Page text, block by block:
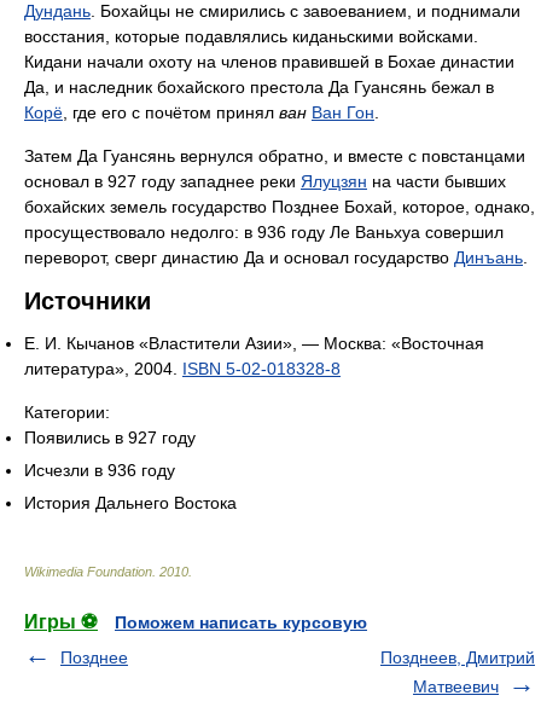
Дундань . Бохайцы не смирились с завоеванием, и поднимали
восстания, которые подавлялись киданьскими войсками.
Кидани начали охоту на членов правившей в Бохае династии
Да, и наследник бохайского престола Да Гуансянь бежал в
Корё , где его с почётом принял ван Ван Гон
Затем Да Гуансянь вернулся обратно, и вместе с повстанцами
основал в 927 году западнее реки Ялуцзян на части бывших
бохайских земель государство Позднее Бохай, которое, однако,
просуществовало недолго: в 936 году Ле Ваньхуа совершил
переворот, сверг династию Да и основал государство Динъань
Источники
Е. И. Кычанов «Властители Азии», — Москва: «Восточная
литература», 2004. ISBN 5-02-018328-8
Категории:
Появились в 927 году
Исчезли в 936 году
История Дальнего Востока
Wikimedia Foundation 2010
Игры ⚽
Поможем написать курсовую
Позднее
Позднеев, Дмитрий
Матвеевич